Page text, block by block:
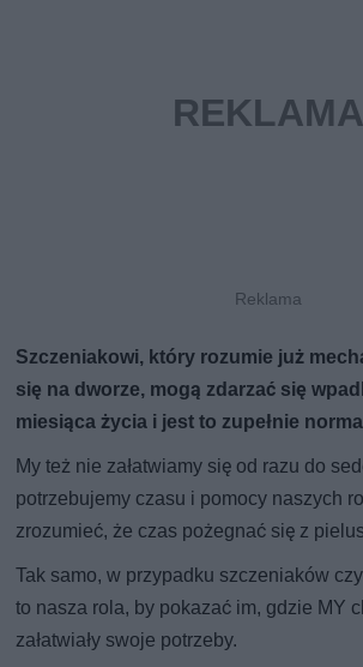
Szczeniakowi, który rozumie już
się na dworze, mogą zdarzać się
miesiąca życia i jest to zupełnie
My też nie załatwiamy się od razu do
potrzebujemy czasu i pomocy naszych
zrozumieć, że czas pożegnać się z
Tak samo, w przypadku szczeniaków
to nasza rola, by pokazać im, gdzie MY
załatwiały swoje potrzeby.